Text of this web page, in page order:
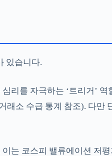
있습니다.
리를 자극하는 ‘트리거’
소 수급 통계 참조). 다만
는 코스피 밸류에이션 저